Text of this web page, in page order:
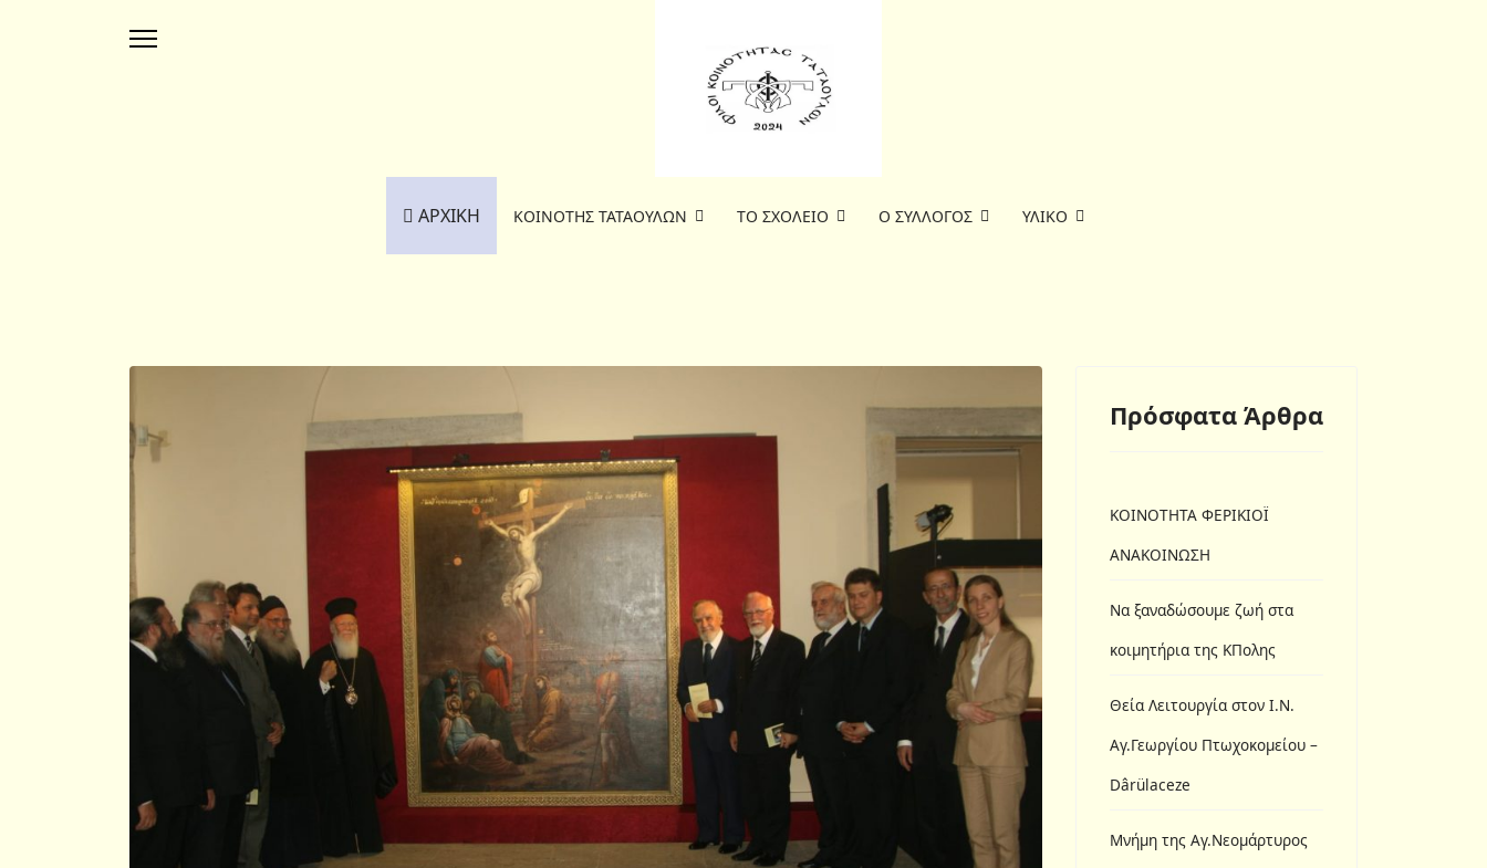
ΑΡΧΙΚΗ ΚΟΙΝΟΤΗΣ ΤΑΤΑΟΥΛΩΝ ΤΟ ΣΧΟΛΕΙΟ Ο ΣΥΛΛΟΓΟΣ ΥΛΙΚΟ
Πρόσφατα Άρθρα
ΚΟΙΝΟΤΗΤΑ ΦΕΡΙΚΙΟΪ
ΑΝΑΚΟΙΝΩΣΗ
Να ξαναδώσουμε ζωή στα
κοιμητήρια της ΚΠολης
Θεία Λειτουργία στον Ι.N.
Αγ.Γεωργίου Πτωχοκομείου –
Dârülaceze
Μνήμη της Αγ.Νεομάρτυρος